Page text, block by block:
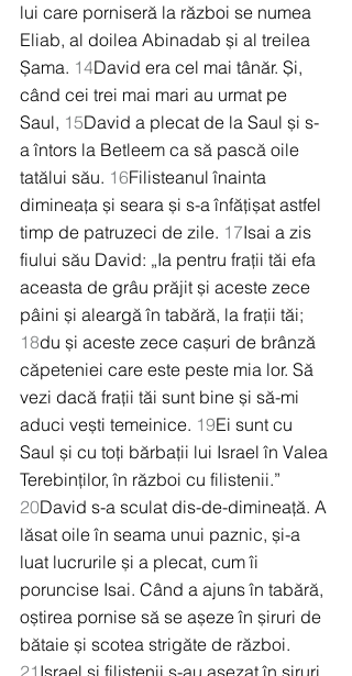
lui care porniseră la război se numea
Eliab, al doilea Abinadab și al treilea
Șama. 14David era cel mai tânăr. Și,
când cei trei mai mari au urmat pe
Saul, 15David a plecat de la Saul și s-
a întors la Betleem ca să pască oile
tatălui său. 16Filisteanul înainta
dimineața și seara și s-a înfățișat astfel
timp de patruzeci de zile. 17Isai a zis
fiului său David: „Ia pentru frații tăi efa
aceasta de grâu prăjit și aceste zece
pâini și aleargă în tabără, la frații tăi;
18du și aceste zece cașuri de brânză
căpeteniei care este peste mia lor. Să
vezi dacă frații tăi sunt bine și să-mi
aduci vești temeinice. 19Ei sunt cu
Saul și cu toți bărbații lui Israel în Valea
Terebinților, în război cu filistenii.”
20David s-a sculat dis-de-dimineață. A
lăsat oile în seama unui paznic, și-a
luat lucrurile și a plecat, cum îi
poruncise Isai. Când a ajuns în tabără,
oștirea pornise să se așeze în șiruri de
bătaie și scotea strigăte de război.